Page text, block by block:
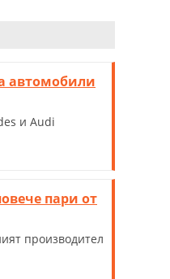
автомобили
и Audi
пари от
производител